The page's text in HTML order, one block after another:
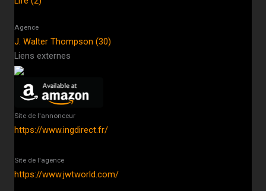
Agence
J. Walter Thompson (30)
Liens externes
Site de l'annonceur
https://www.ingdirect.fr/
Site de l'agence
https://www.jwtworld.com/